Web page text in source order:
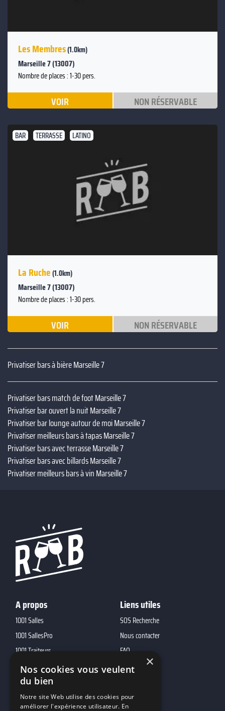
Les Membres(1.0km)
Marseille 7 (13007)
Nombre de places : 1-30 pers.
VOIR NON RÉSERVABLE
BAR TERRASSE LATINO
La Ruche(1.0km)
Marseille 7 (13007)
Nombre de places : 1-30 pers.
VOIR NON RÉSERVABLE
Privatiser bars à bière Marseille 7
Privatiser bars match de foot Marseille 7
Privatiser bar ouvert la nuit Marseille 7
Privatiser bar lounge autour de moi Marseille 7
Privatiser meilleurs bars à tapas Marseille 7
Privatiser bars avec terrasse Marseille 7
Privatiser bars avec billards Marseille 7
Privatiser meilleurs bars à vin Marseille 7
A propos
1001 Salles
1001 SallesPro
1001 Traiteurs
1001 DJ
10h01
MP2
Liens utiles
SOS Recherche
Nous contacter
FAQ
×
Nos cookies vous veulent
du bien
Notre site Web utilise des cookies pour
améliorer l'expérience utilisateur. En